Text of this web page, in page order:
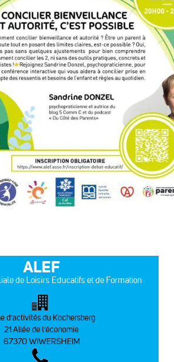
ALEF
de Loisirs Educatifs et de Formation
d’activités du Kochersberg
21 Allée de l’économie
67370 WIWERSHEIM